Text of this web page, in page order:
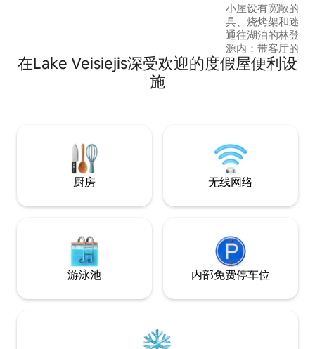
小屋设有宽敞的露
具、烧烤架和迷人的景观。
通往湖泊的林登，
源内：带客厅的小
楼和卧室。 床上用品、餐具、咖啡/茶、洗
衣机、毛巾、无线
在Lake Veisiejis深受欢迎的度假屋便利设
施
厨房 无线网络
游泳池 内部免费停车位